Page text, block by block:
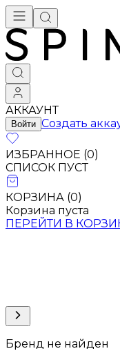
АККАУНТ
Войти Создать
ИЗБРАННОЕ (0)
СПИСОК ПУСТ
КОРЗИНА (0)
Корзина пуста
ПЕРЕЙТИ В
Бренд не найден
Брендовая одежда -